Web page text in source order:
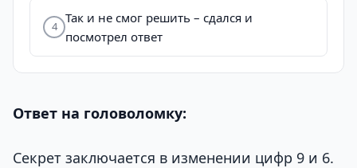
4
Так и не смог решить – сдался и
посмотрел ответ
Ответ на головоломку:
Секрет заключается в изменении цифр 9 и 6.